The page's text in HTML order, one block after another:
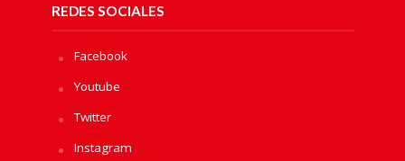
REDES SOCIALES
Facebook
Youtube
Twitter
Instagram